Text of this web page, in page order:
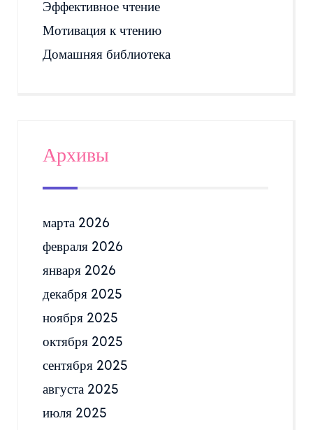
Эффективное чтение
Мотивация к чтению
Домашняя библиотека
Архивы
марта 2026
февраля 2026
января 2026
декабря 2025
ноября 2025
октября 2025
сентября 2025
августа 2025
июля 2025